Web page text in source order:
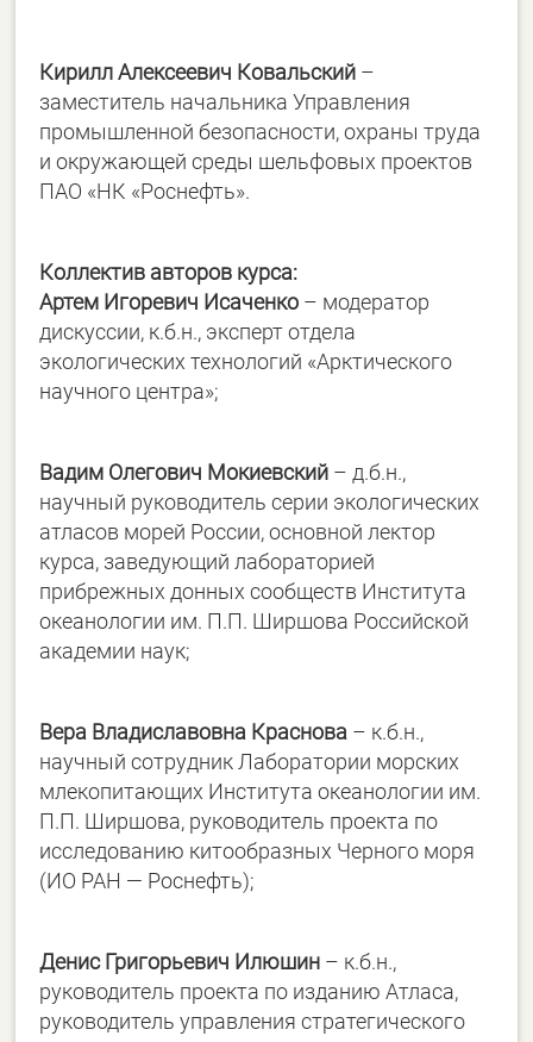
Кирилл Алексеевич Ковальский –
заместитель начальника Управления
промышленной безопасности, охраны труда
и окружающей среды шельфовых проектов
ПАО «НК «Роснефть».
Коллектив авторов курса:
Артем Игоревич Исаченко – модератор
дискуссии, к.б.н., эксперт отдела
экологических технологий «Арктического
научного центра»;
Вадим Олегович Мокиевский – д.б.н.,
научный руководитель серии экологических
атласов морей России, основной лектор
курса, заведующий лабораторией
прибрежных донных сообществ Института
океанологии им. П.П. Ширшова Российской
академии наук;
Вера Владиславовна Краснова – к.б.н.,
научный сотрудник Лаборатории морских
млекопитающих Института океанологии им.
П.П. Ширшова, руководитель проекта по
исследованию китообразных Черного моря
(ИО РАН — Роснефть);
Денис Григорьевич Илюшин – к.б.н.,
руководитель проекта по изданию Атласа,
руководитель управления стратегического